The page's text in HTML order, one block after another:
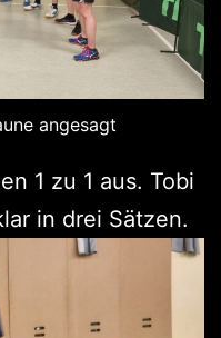
angesagt
1 zu 1 aus. Tobi
in drei Sätzen.